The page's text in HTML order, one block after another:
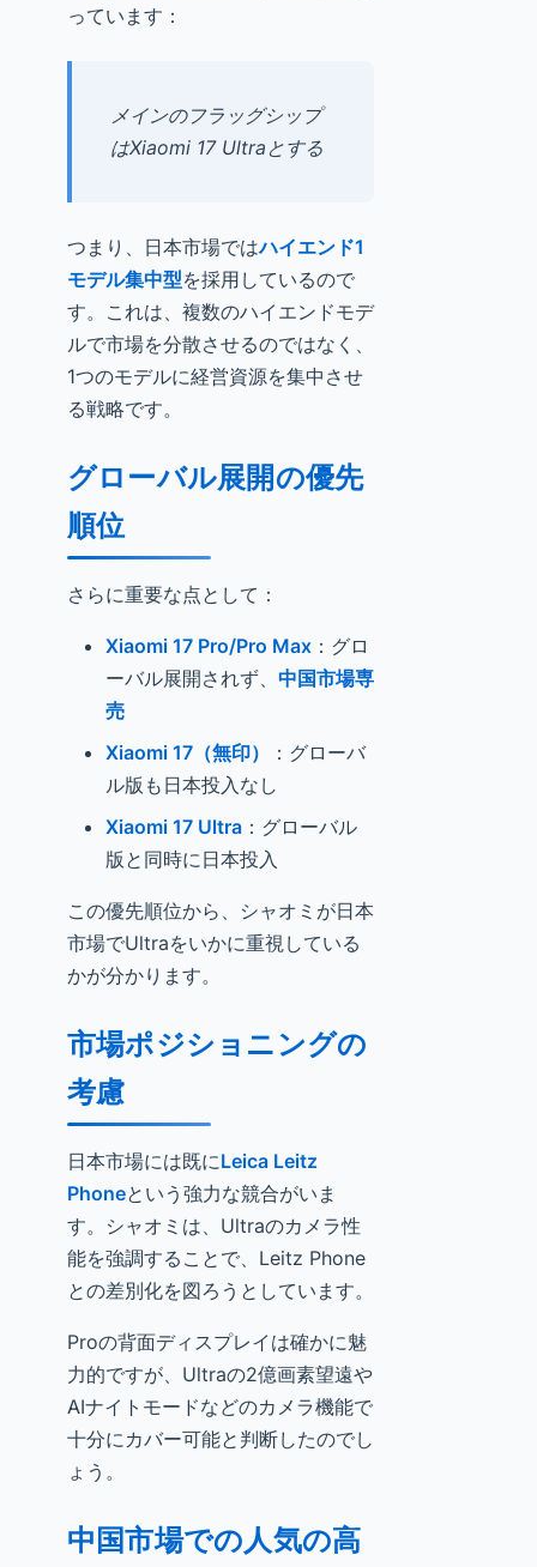
っています：
メインのフラッグシップ
はXiaomi 17 Ultraとする
つまり、日本市場ではハイエンド1
モデル集中型を採用しているので
す。これは、複数のハイエンドモデ
ルで市場を分散させるのではなく、
1つのモデルに経営資源を集中させ
る戦略です。
グローバル展開の優先
順位
さらに重要な点として：
Xiaomi 17 Pro/Pro Max ：グロ
ーバル展開されず、 中国市場専
売
Xiaomi 17（無印）
：グローバ
ル版も日本投入なし
Xiaomi 17 Ultra ：グローバル
版と同時に日本投入
この優先順位から、シャオミが日本
市場でUltraをいかに重視している
かが分かります。
市場ポジショニングの
考慮
日本市場には既にLeica Leitz
Phoneという強力な競合がいま
す。シャオミは、Ultraのカメラ性
能を強調することで、Leitz Phone
との差別化を図ろうとしています。
Proの背面ディスプレイは確かに魅
力的ですが、Ultraの2億画素望遠や
AIナイトモードなどのカメラ機能で
十分にカバー可能と判断したのでし
ょう。
中国市場での人気の高